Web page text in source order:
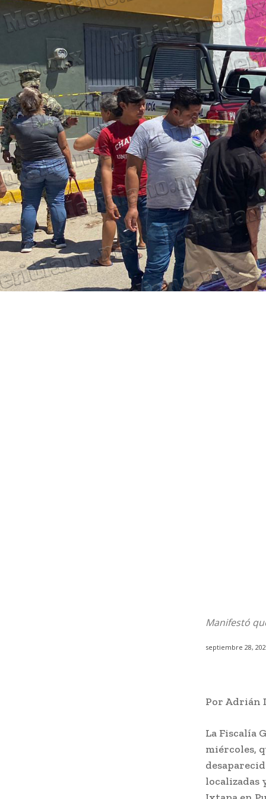
Manifestó
septiembre 28,
Por Adrián
La Fiscalía
miércoles,
localizadas